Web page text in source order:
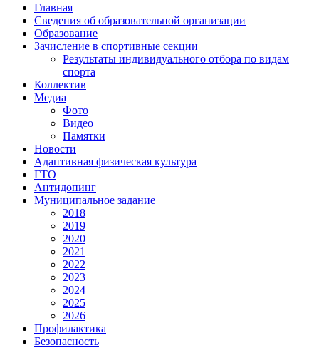
Главная
Сведения об образовательной организации
Образование
Зачисление в спортивные секции
Результаты индивидуального отбора по видам
спорта
Коллектив
Медиа
Фото
Видео
Памятки
Новости
Адаптивная физическая культура
ГТО
Антидопинг
Муниципальное задание
2018
2019
2020
2021
2022
2023
2024
2025
2026
Профилактика
Безопасность